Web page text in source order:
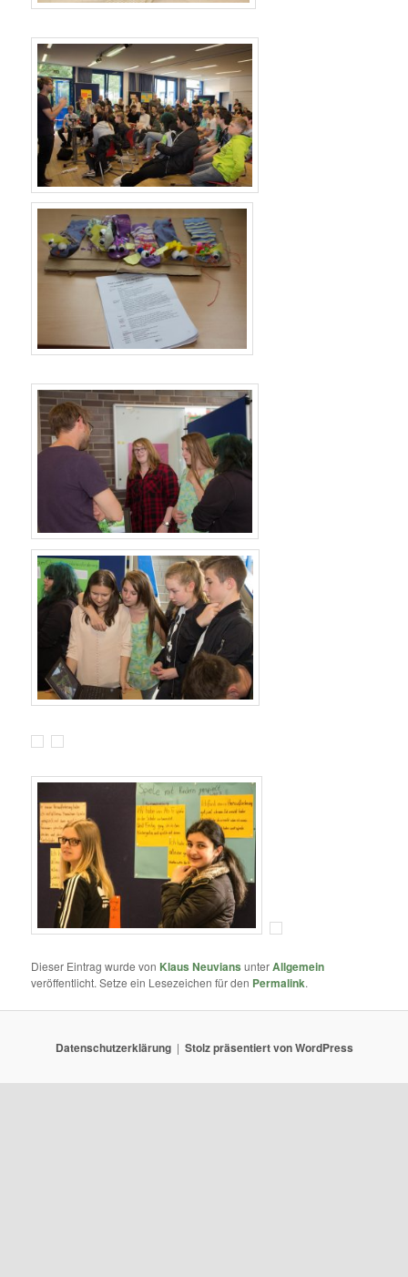
Dieser Eintrag wurde von Klaus Neuvians unterAllgemein
veröffentlicht. Setze ein Lesezeichen für den Permalink.
Datenschutzerklärung Stolz präsentiert von WordPress